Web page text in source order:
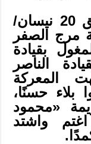
* 2 رمضان 702 هـ الموافق 20 نيسان/
مرج الصفر
بقيادة
الناصر
المعركة
بلاء حسنًا،
«محمود
واشتد